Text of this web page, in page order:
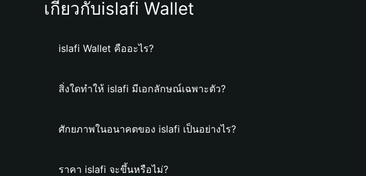
เกี่ยวกับislafi Wallet
islafi Wallet คืออะไร?
สิ่งใดทำให้ islafi มีเอกลักษณ์เฉพาะตัว?
ศักยภาพในอนาคตของ islafi เป็นอย่างไร?
ราคา islafi จะขึ้นหรือไม่?